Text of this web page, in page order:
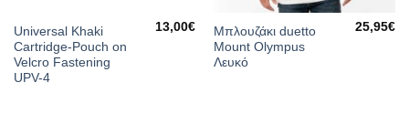
Universal Khaki
Cartridge-Pouch on
Velcro Fastening
UPV-4
13,00€
Μπλουζάκι duetto
Mount Olympus
Λευκό
25,95€